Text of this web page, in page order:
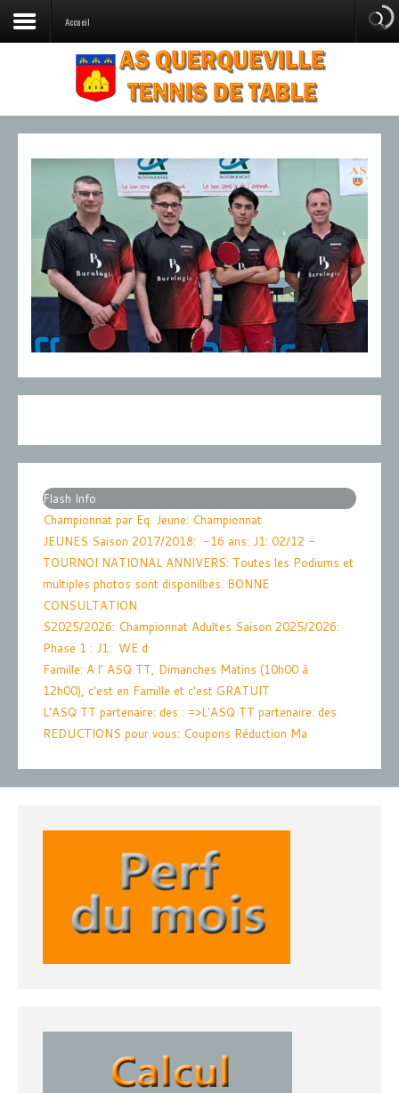
Accueil
Flash Info
Championnat par Eq. Jeune: Championnat
JEUNES Saison 2017/2018: -16 ans: J1: 02/12 -
TOURNOI NATIONAL ANNIVERS: Toutes les Podiums et
multiples photos sont disponilbes. BONNE
CONSULTATION
S2025/2026: Championnat Adultes Saison 2025/2026:
Phase 1 : J1: WE d
Famille: A l' ASQ TT, Dimanches Matins (10h00 à
12h00), c'est en Famille et c'est GRATUIT
L'ASQ TT partenaire: des : =>L'ASQ TT partenaire: des
REDUCTIONS pour vous: Coupons Réduction Ma